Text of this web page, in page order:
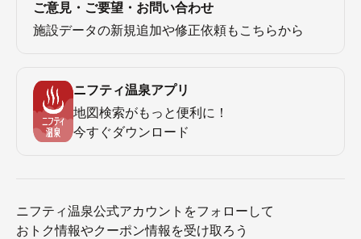
ご意見・ご要望・お問い合わせ
施設データの新規追加や修正依頼もこちらから
ニフティ温泉アプリ
地図検索がもっと便利に！
今すぐダウンロード
ニフティ温泉公式アカウントをフォローして
おトク情報やクーポン情報を受け取ろう